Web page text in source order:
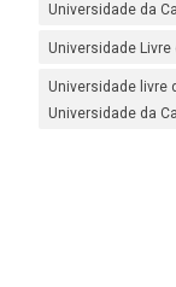
Universidade da
Universidade
Universidade livre
Universidade da